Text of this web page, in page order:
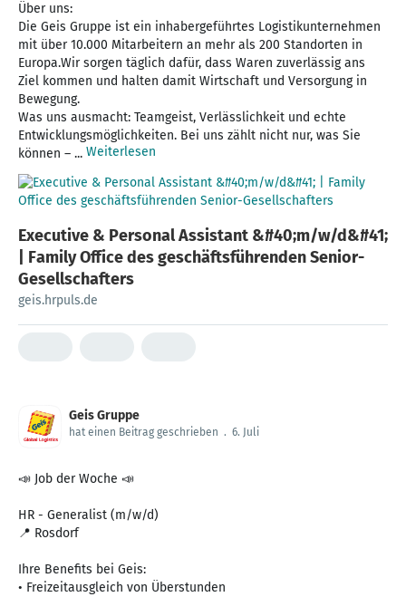
Über uns:
Die Geis Gruppe ist ein inhabergeführtes Logistikunternehmen
mit über 10.000 Mitarbeitern an mehr als 200 Standorten in
Europa.Wir sorgen täglich dafür, dass Waren zuverlässig ans
Ziel kommen und halten damit Wirtschaft und Versorgung in
Bewegung.
Was uns ausmacht: Teamgeist, Verlässlichkeit und echte
Entwicklungsmöglichkeiten. Bei uns zählt nicht nur, was Sie
können – ... Weiterlesen
Executive & Personal Assistant &#40;m/w/d&#41;
| Family Office des geschäftsführenden Senior-
Gesellschafters
geis.hrpuls.de
Geis Gruppe
hat einen Beitrag geschrieben . 6. Juli
📣 Job der Woche 📣
HR - Generalist (m/w/d)
📍 Rosdorf
Ihre Benefits bei Geis:
• Freizeitausgleich von Überstunden